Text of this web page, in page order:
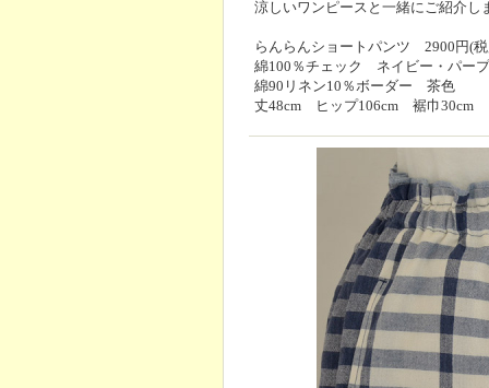
涼しいワンピースと一緒にご紹介し
らんらんショートパンツ 2900円(
綿100％チェック ネイビー・パー
綿90リネン10％ボーダー 茶色
丈48cm ヒップ106cm 裾巾30cm